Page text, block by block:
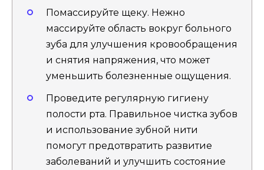
Помассируйте щеку. Нежно
массируйте область вокруг больного
зуба для улучшения кровообращения
и снятия напряжения, что может
уменьшить болезненные ощущения.
Проведите регулярную гигиену
полости рта. Правильное чистка зубов
и использование зубной нити
помогут предотвратить развитие
заболеваний и улучшить состояние